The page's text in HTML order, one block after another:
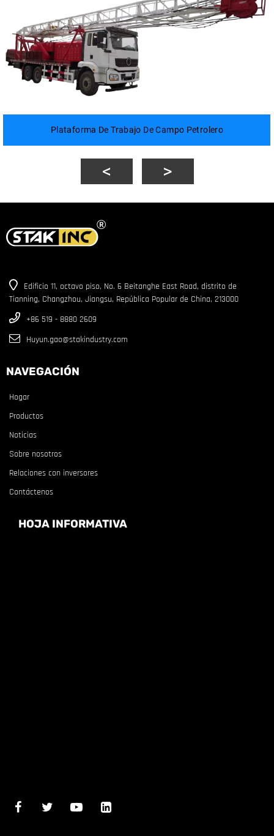
Plataforma De Trabajo De Campo Petrolero
Edificio 11, octavo piso, No. 6 Beitanghe East Road, distrito de
Tianning, Changzhou, Jiangsu, República Popular de China, 213000
+86 519 - 8880 2609
Huyun.gao@stakindustry.com
NAVEGACIÓN
Hogar
Productos
Noticias
Sobre nosotros
Relaciones con inversores
Contáctenos
HOJA INFORMATIVA